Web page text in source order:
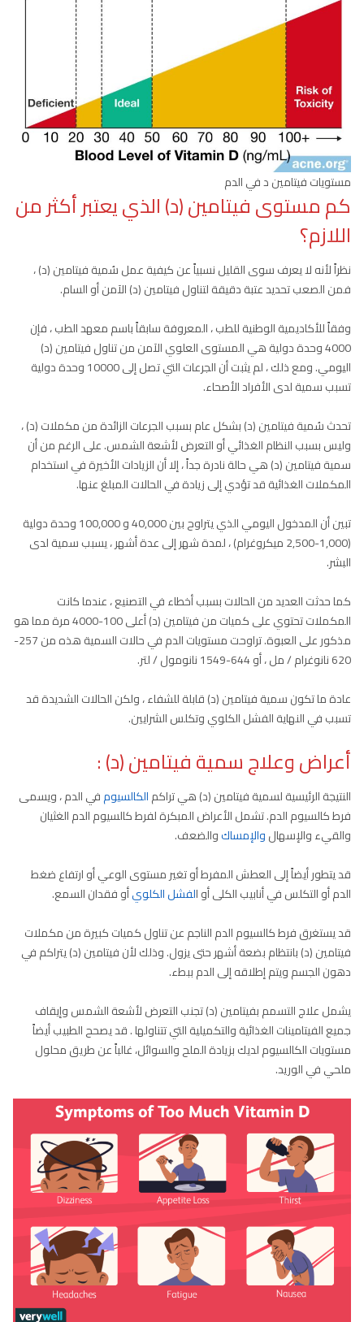
مستويات فيتامين د في الدم
كم مستوى فيتامين (د) الذي يعتبر أكثر من
اللازم؟
نظراً لأنه لا يعرف سوى القليل نسبياً عن كيفية عمل سُمية فيتامين (د) ،
فمن الصعب تحديد عتبة دقيقة لتناول فيتامين (د) الآمن أو السام.
وفقاً للأكاديمية الوطنية للطب ، المعروفة سابقاً باسم معهد الطب ، فإن
4000 وحدة دولية هي المستوى العلوي الآمن من تناول فيتامين (د)
اليومي. ومع ذلك ، لم يثبت أن الجرعات التي تصل إلى 10000 وحدة دولية
تسبب سمية لدى الأفراد الأصحاء.
تحدث سُمية فيتامين (د) بشكل عام بسبب الجرعات الزائدة من مكملات (د) ،
وليس بسبب النظام الغذائي أو التعرض لأشعة الشمس. على الرغم من أن
سمية فيتامين (د) هي حالة نادرة جداً ، إلا أن الزيادات الأخيرة في استخدام
المكملات الغذائية قد تؤدي إلى زيادة في الحالات المبلغ عنها.
تبين أن المدخول اليومي الذي يتراوح بين 40,000 و 100,000 وحدة دولية
(1,000-2,500 ميكروغرام) ، لمدة شهر إلى عدة أشهر ، يسبب سمية لدى
البشر.
كما حدثت العديد من الحالات بسبب أخطاء في التصنيع ، عندما كانت
المكملات تحتوي على كميات من فيتامين (د) أعلى 100-4000 مرة مما هو
مذكور على العبوة. تراوحت مستويات الدم في حالات السمية هذه من 257-
620 نانوغرام / مل ، أو 644-1549 نانومول / لتر.
عادة ما تكون سمية فيتامين (د) قابلة للشفاء ، ولكن الحالات الشديدة قد
تسبب في النهاية الفشل الكلوي وتكلس الشرايين.
أعراض وعلاج سمية فيتامين (د) :
النتيجة الرئيسية لسمية فيتامين (د) هي تراكمالكالسيومفي الدم ، ويسمى
فرط كالسيوم الدم. تشمل الأعراض المبكرة لفرط كالسيوم الدم الغثيان
والقيء والإسهالوالإمساكوالضعف.
قد يتطور أيضاً إلى العطش المفرط أو تغير مستوى الوعي أو ارتفاع ضغط
الدم أو التكلس في أنابيب الكلى أو الفشل الكلويأو فقدان السمع.
قد يستغرق فرط كالسيوم الدم الناجم عن تناول كميات كبيرة من مكملات
فيتامين (د) بانتظام بضعة أشهر حتى يزول. وذلك لأن فيتامين (د) يتراكم في
دهون الجسم ويتم إطلاقه إلى الدم ببطء.
يشمل علاج التسمم بفيتامين (د) تجنب التعرض لأشعة الشمس وإيقاف
جميع الفيتامينات الغذائية والتكميلية التي تتناولها . قد يصحح الطبيب أيضاً
مستويات الكالسيوم لديك بزيادة الملح والسوائل، غالباً عن طريق محلول
ملحي في الوريد.